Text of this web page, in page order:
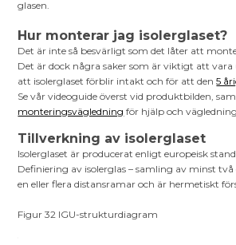
glasen.
Hur monterar jag isolerglaset?
Det är inte så besvärligt som det låter att
Det är dock några saker som är viktigt att
att isolerglaset förblir intakt och för att den5
Se vår videoguide överst vid produktbilden,
monteringsvägledning för hjälp och
Tillverkning av isolerglaset
Isolerglaset är producerat enligt europeisk
Definiering av isolerglas – samling av minst två
en eller flera distansramar och är hermetiskt
Figur 32 IGU-strukturdiagram